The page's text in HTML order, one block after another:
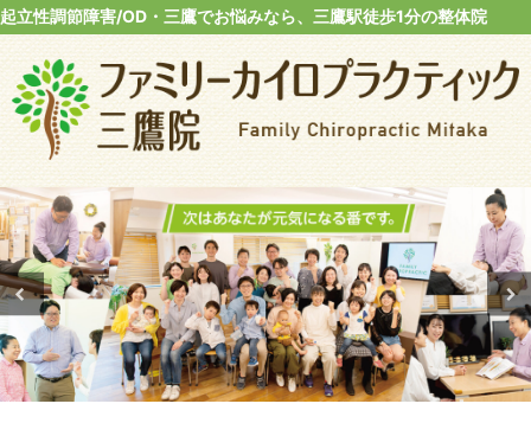
起立性調節障害/OD・三鷹でお悩みなら、三鷹駅徒歩1分の整体院